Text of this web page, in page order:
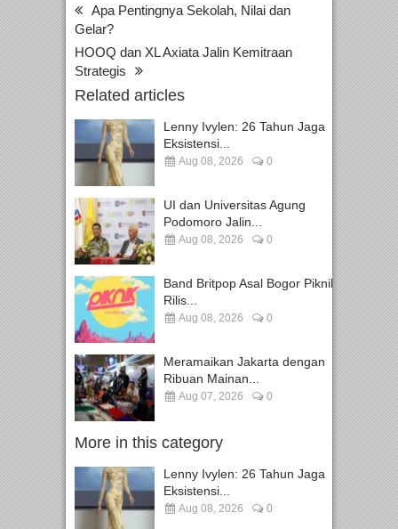
Apa Pentingnya Sekolah, Nilai dan
Gelar?
HOOQ dan XL Axiata Jalin Kemitraan
Strategis
Related articles
Lenny Ivylen: 26 Tahun Jaga
Eksistensi...
Aug 08, 2026 0
UI dan Universitas Agung
Podomoro Jalin...
Aug 08, 2026 0
Band Britpop Asal Bogor Piknik
Rilis...
Aug 08, 2026 0
Meramaikan Jakarta dengan
Ribuan Mainan...
Aug 07, 2026 0
More in this category
Lenny Ivylen: 26 Tahun Jaga
Eksistensi...
Aug 08, 2026 0